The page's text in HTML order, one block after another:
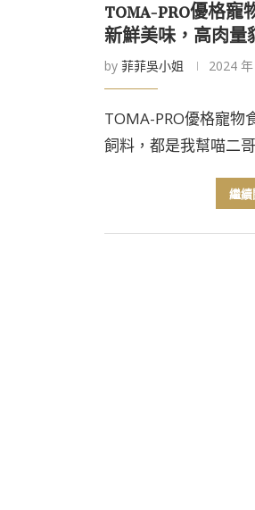
TOMA-PRO優格
新鮮美味，高肉
by 菲菲吳小姐 2024
TOMA-PRO優格寵物
飼料，都是我幫喵二
繼續